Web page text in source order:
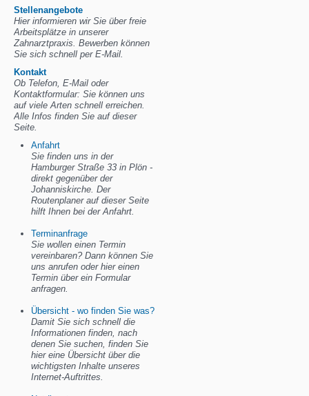
Stellenangebote
Hier informieren wir Sie über freie
Arbeitsplätze in unserer
Zahnarztpraxis. Bewerben können
Sie sich schnell per E-Mail.
Kontakt
Ob Telefon, E-Mail oder
Kontaktformular: Sie können uns
auf viele Arten schnell erreichen.
Alle Infos finden Sie auf dieser
Seite.
Anfahrt
Sie finden uns in der
Hamburger Straße 33 in Plön -
direkt gegenüber der
Johanniskirche. Der
Routenplaner auf dieser Seite
hilft Ihnen bei der Anfahrt.
Terminanfrage
Sie wollen einen Termin
vereinbaren? Dann können Sie
uns anrufen oder hier einen
Termin über ein Formular
anfragen.
Übersicht - wo finden Sie was?
Damit Sie sich schnell die
Informationen finden, nach
denen Sie suchen, finden Sie
hier eine Übersicht über die
wichtigsten Inhalte unseres
Internet-Auftrittes.